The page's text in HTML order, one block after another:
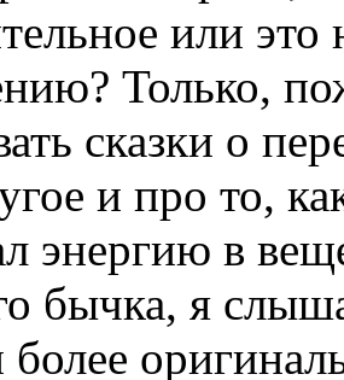
или это
Только,
сказки о
и про то,
энергию в
бычка, я